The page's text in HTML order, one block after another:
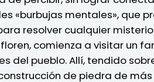
«burbujas mentales», que
resolver cualquier
comienza a visitar un
del pueblo. Allí, tendido
de piedra de